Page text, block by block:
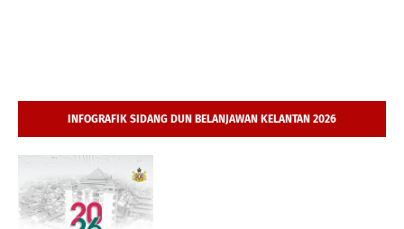
INFOGRAFIK SIDANG DUN BELANJAWAN KELANTAN 2026